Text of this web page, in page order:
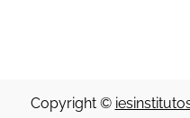
Copyright ©